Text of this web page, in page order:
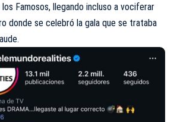
los Famosos, llegando incluso a vociferar
donde se celebró la gala que se trataba